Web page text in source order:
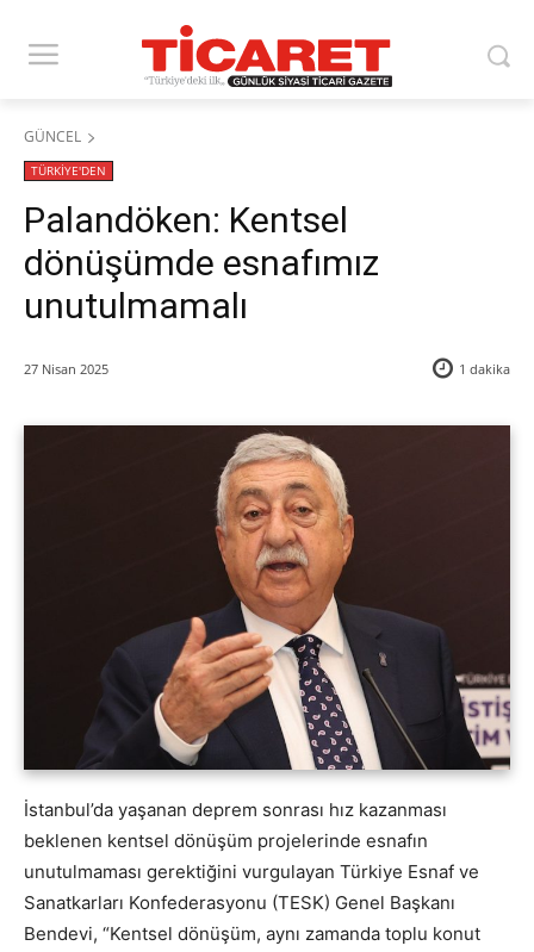
GÜNCEL
TÜRKİYE'DEN
Palandöken: Kentsel
dönüşümde esnafımız
unutulmamalı
27 Nisan 2025 1 dakika
İstanbul’da yaşanan deprem sonrası hız kazanması
beklenen kentsel dönüşüm projelerinde esnafın
unutulmaması gerektiğini vurgulayan Türkiye Esnaf ve
Sanatkarları Konfederasyonu (TESK) Genel Başkanı
Bendevi, “Kentsel dönüşüm, aynı zamanda toplu konut